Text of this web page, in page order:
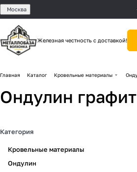
Москва
Железная честность с доставкой!
Главная Каталог Кровельные материалы
Ондулин графит
Категория
Кровельные материалы
Ондулин